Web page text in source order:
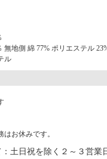
無地側 綿 77% ポリエステル
ル
お休みです。
土日祝を除く２～３営業